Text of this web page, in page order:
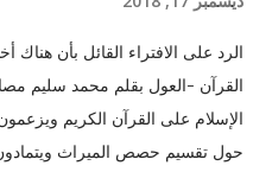
الرد على الافتراء القائل بأن
القرآن -العول بقلم محمد سليم
الإسلام على القرآن الكريم
حول تقسيم حصص الميراث